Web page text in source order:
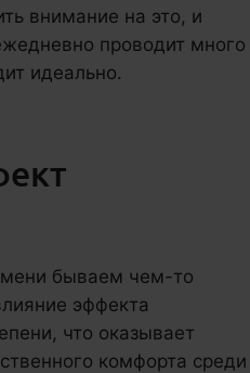
внимание на это, и
проводит много
идеально.
бываем чем-то
эффекта
что оказывает
комфорта среди